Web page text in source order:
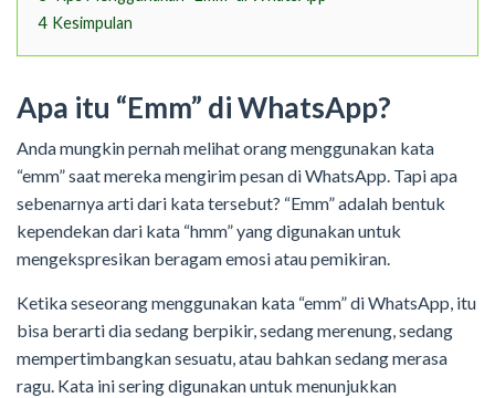
4 Kesimpulan
Apa itu “Emm” di WhatsApp?
Anda mungkin pernah melihat orang menggunakan kata
“emm” saat mereka mengirim pesan di WhatsApp. Tapi apa
sebenarnya arti dari kata tersebut? “Emm” adalah bentuk
kependekan dari kata “hmm” yang digunakan untuk
mengekspresikan beragam emosi atau pemikiran.
Ketika seseorang menggunakan kata “emm” di WhatsApp, itu
bisa berarti dia sedang berpikir, sedang merenung, sedang
mempertimbangkan sesuatu, atau bahkan sedang merasa
ragu. Kata ini sering digunakan untuk menunjukkan